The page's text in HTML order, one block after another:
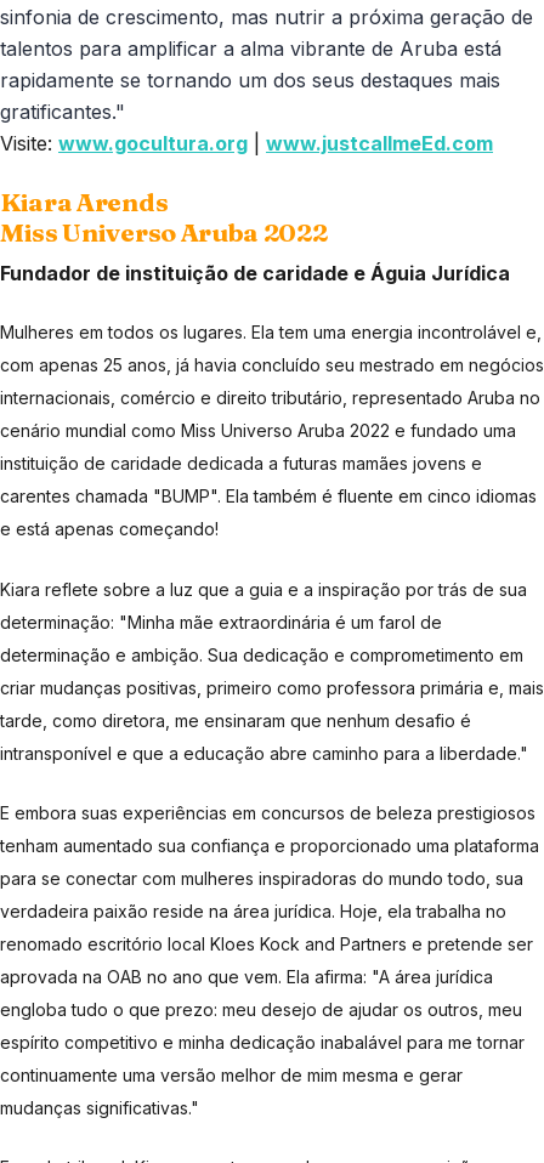
sinfonia de crescimento, mas nutrir a próxima geração de
talentos para amplificar a alma vibrante de Aruba está
rapidamente se tornando um dos seus destaques mais
gratificantes."
Visite: www.gocultura.org www.justcallmeEd.com
Kiara Arends
Miss Universo Aruba 2022
Fundador de instituição de caridade e Águia Jurídica
Mulheres em todos os lugares. Ela tem uma energia incontrolável e,
com apenas 25 anos, já havia concluído seu mestrado em negócios
internacionais, comércio e direito tributário, representado Aruba no
cenário mundial como Miss Universo Aruba 2022 e fundado uma
instituição de caridade dedicada a futuras mamães jovens e
carentes chamada "BUMP". Ela também é fluente em cinco idiomas
e está apenas começando!
Kiara reflete sobre a luz que a guia e a inspiração por trás de sua
determinação: "Minha mãe extraordinária é um farol de
determinação e ambição. Sua dedicação e comprometimento em
criar mudanças positivas, primeiro como professora primária e, mais
tarde, como diretora, me ensinaram que nenhum desafio é
intransponível e que a educação abre caminho para a liberdade."
E embora suas experiências em concursos de beleza prestigiosos
tenham aumentado sua confiança e proporcionado uma plataforma
para se conectar com mulheres inspiradoras do mundo todo, sua
verdadeira paixão reside na área jurídica. Hoje, ela trabalha no
renomado escritório local Kloes Kock and Partners e pretende ser
aprovada na OAB no ano que vem. Ela afirma: "A área jurídica
engloba tudo o que prezo: meu desejo de ajudar os outros, meu
espírito competitivo e minha dedicação inabalável para me tornar
continuamente uma versão melhor de mim mesma e gerar
mudanças significativas."